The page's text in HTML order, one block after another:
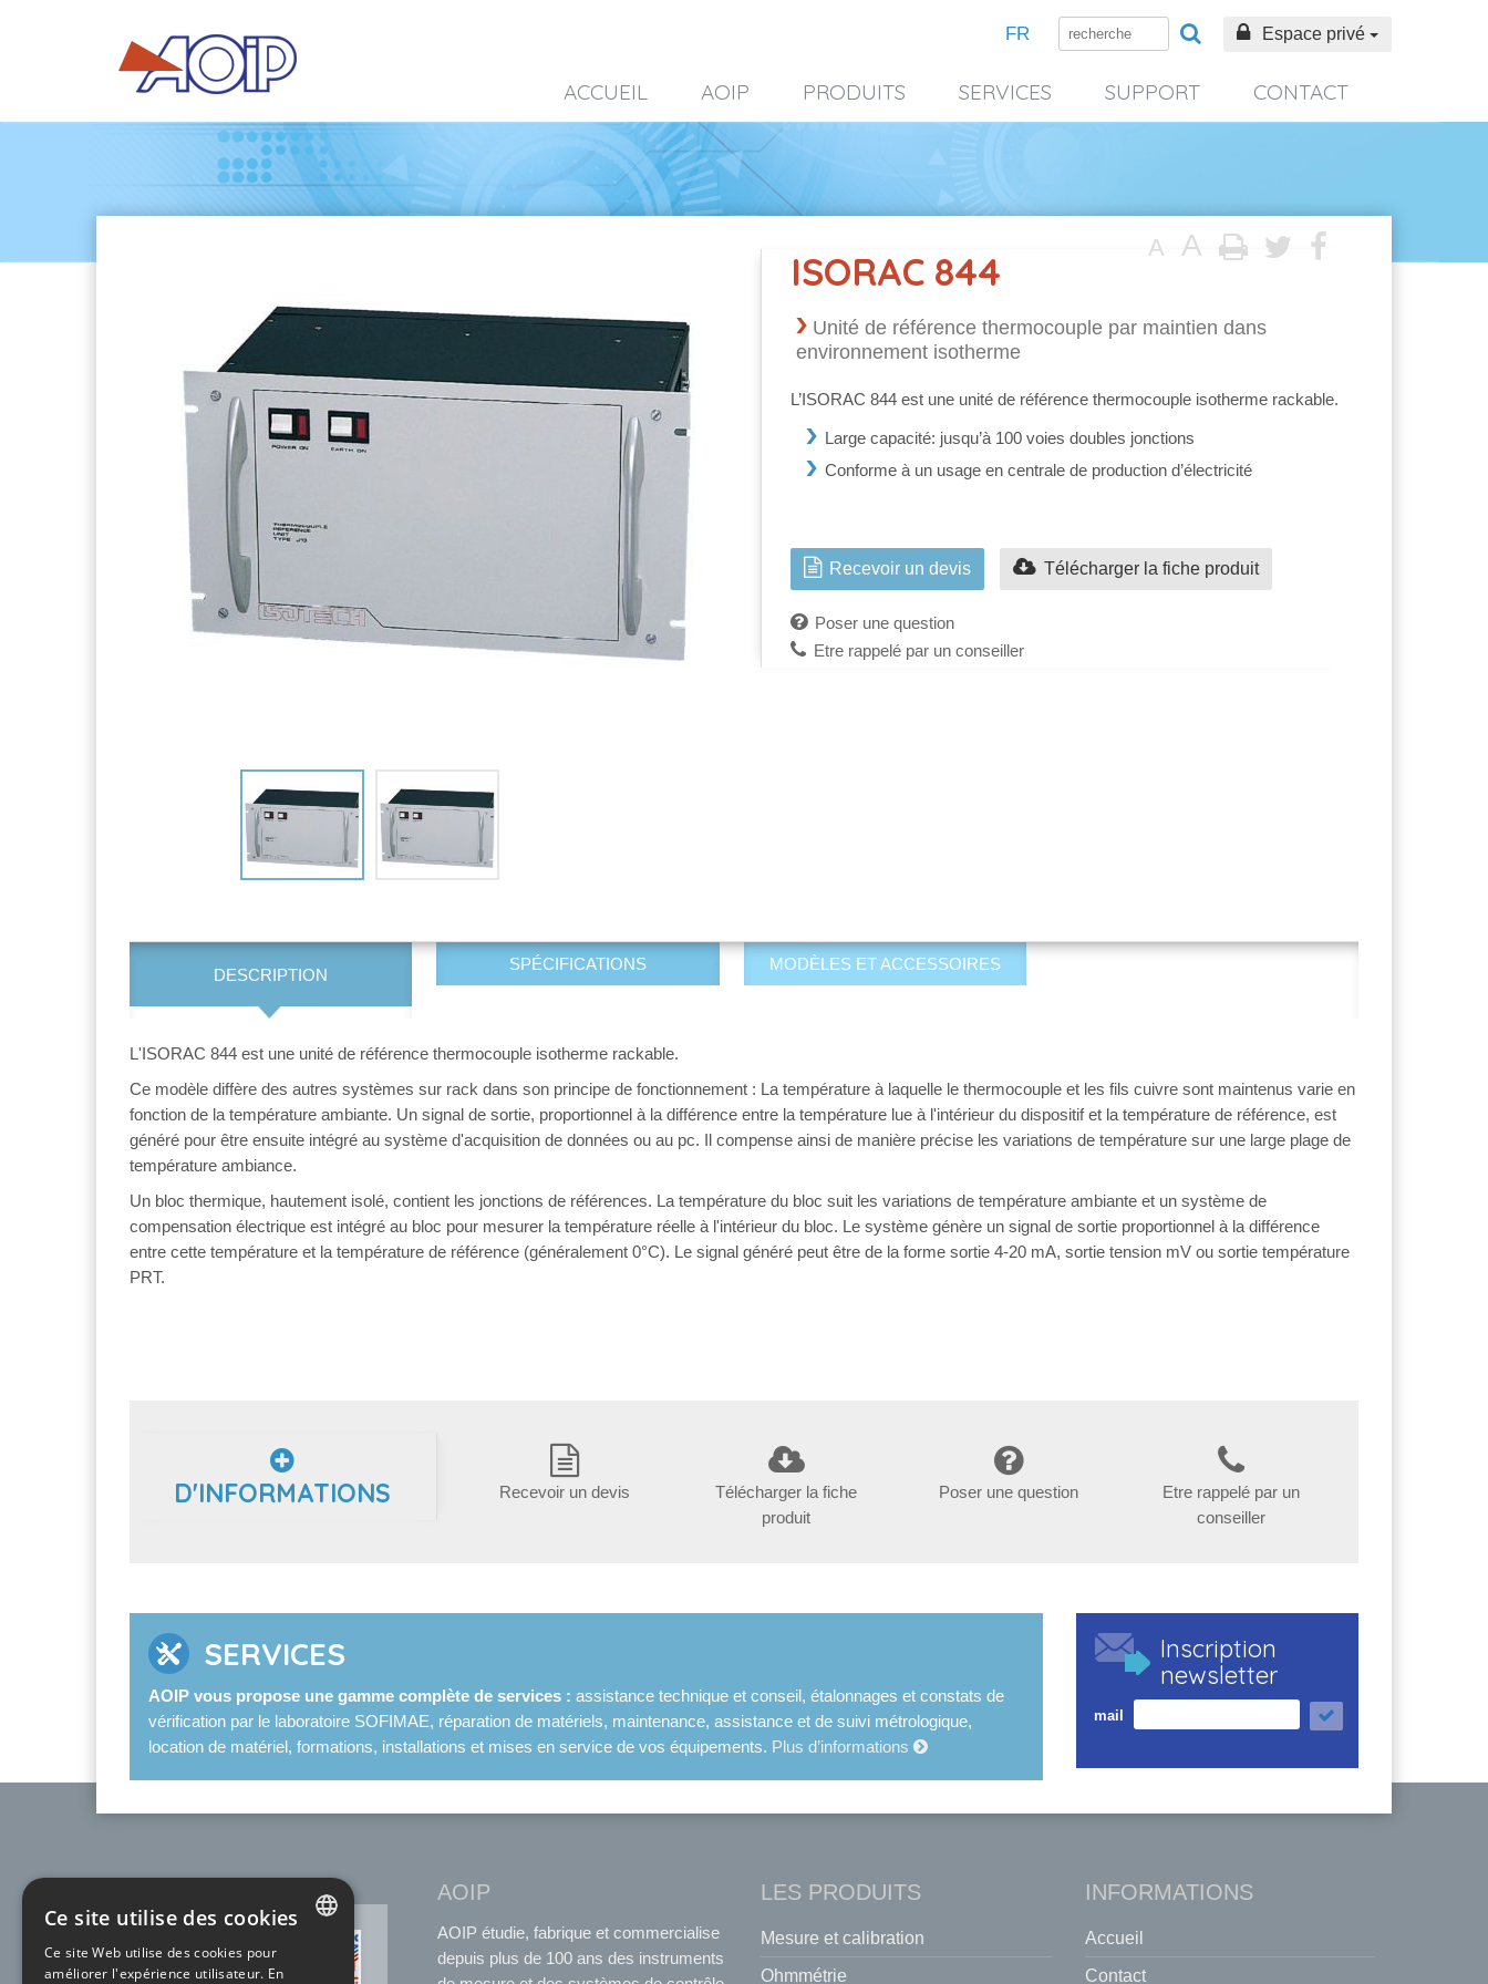
FR Espace privé
ACCUEIL AOIP PRODUITS SERVICES SUPPORT CONTACT
A A
ISORAC 844
Unité de référence thermocouple par maintien dans
environnement isotherme
L’ISORAC 844 est une unité de référence thermocouple isotherme rackable.
Large capacité: jusqu’à 100 voies doubles jonctions
Conforme à un usage en centrale de production d’électricité
Recevoir un devis Télécharger la fiche produit
Poser une question
Etre rappelé par un conseiller
DESCRIPTION
SPÉCIFICATIONS MODÈLES ET ACCESSOIRES
L'ISORAC 844 est une unité de référence thermocouple isotherme rackable.
Ce modèle diffère des autres systèmes sur rack dans son principe de fonctionnement : La température à laquelle le thermocouple et les fils cuivre sont maintenus varie en
fonction de la température ambiante. Un signal de sortie, proportionnel à la différence entre la température lue à l'intérieur du dispositif et la température de référence, est
généré pour être ensuite intégré au système d'acquisition de données ou au pc. Il compense ainsi de manière précise les variations de température sur une large plage de
température ambiance.
Un bloc thermique, hautement isolé, contient les jonctions de références. La température du bloc suit les variations de température ambiante et un système de
compensation électrique est intégré au bloc pour mesurer la température réelle à l'intérieur du bloc. Le système génère un signal de sortie proportionnel à la différence
entre cette température et la température de référence (généralement 0°C). Le signal généré peut être de la forme sortie 4-20 mA, sortie tension mV ou sortie température
PRT.
D'INFORMATIONS Recevoir un devis
Télécharger la fiche
produit
Poser une question
Etre rappelé par un
conseiller
SERVICES
AOIP vous propose une gamme complète de services : assistance technique et conseil, étalonnages et constats de
vérification par le laboratoire SOFIMAE, réparation de matériels, maintenance, assistance et de suivi métrologique,
location de matériel, formations, installations et mises en service de vos équipements. Plus d’informations
Inscription
newsletter
mail
COFRAC
AOIP
AOIP étudie, fabrique et commercialise
depuis plus de 100 ans des instruments
LES PRODUITS
Mesure et calibration
Ohmmétrie
INFORMATIONS
Accueil
Contact
FRENCH
Ce site utilise des cookies
Ce site Web utilise des cookies pour
améliorer l'expérience utilisateur. En